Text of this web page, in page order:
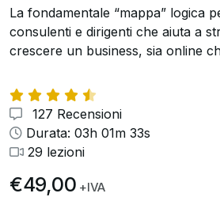
La fondamentale “mappa” logica
consulenti e dirigenti che aiuta a
crescere un business, sia online
127 Recensioni
Durata: 03h 01m 33s
29 lezioni
€49,00 +IVA